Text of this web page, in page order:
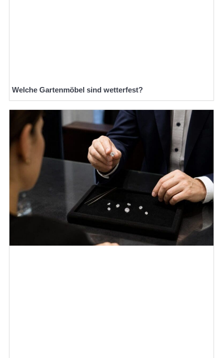
Welche Gartenmöbel sind wetterfest?